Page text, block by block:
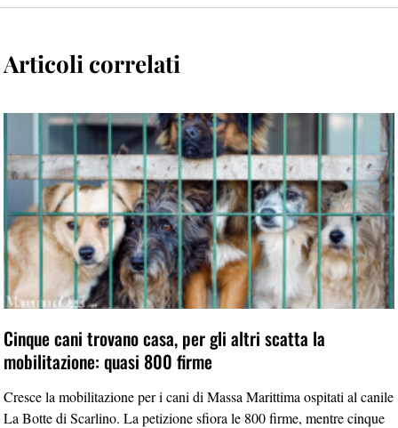
Articoli correlati
Cinque cani trovano casa, per gli altri scatta la
mobilitazione: quasi 800 firme
Cresce la mobilitazione per i cani di Massa Marittima ospitati al canile
La Botte di Scarlino. La petizione sfiora le 800 firme, mentre cinque